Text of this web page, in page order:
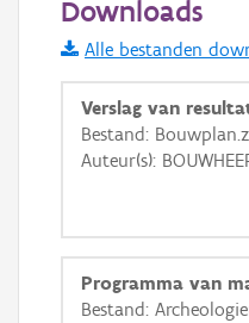
Informatie
i
+ −
Downloads
Alle bestanden
Verslag van
Bestand:
Auteur(s):
Programma van
Bestand: